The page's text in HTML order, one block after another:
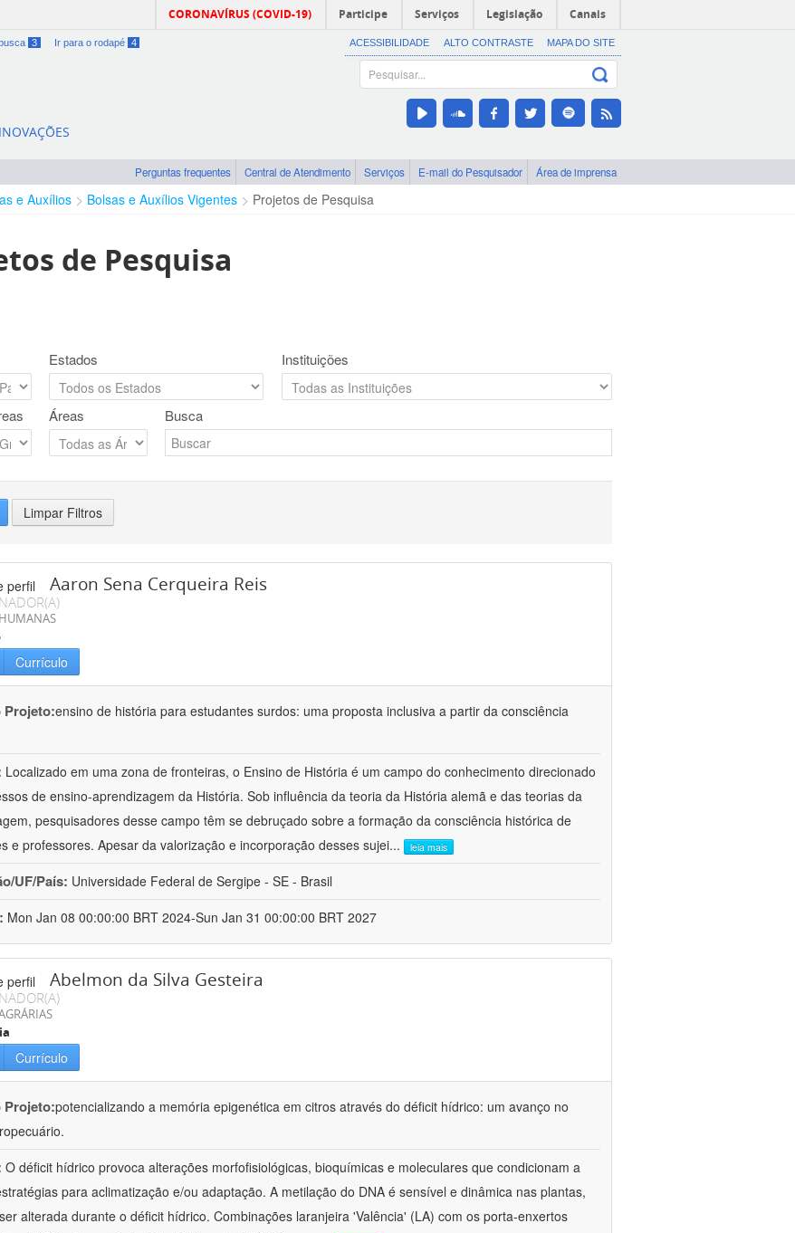
CORONAVÍRUS (COVID-19) Participe Serviços Legislação Canais
3 Ir para o rodapé 4 ACESSIBILIDADE ALTO CONTRASTE MAPA DO SITE
Perguntas frequentes Central de Atendimento Serviços E-mail do Pesquisador Área de imprensa
e Auxílios Bolsas e Auxílios Vigentes Projetos de Pesquisa
de Pesquisa
Estados Instituições
Áreas Busca
Limpar Filtros
Aaron Sena Cerqueira Reis
Currículo
Projeto:ensino de história para estudantes surdos: uma proposta inclusiva a partir da consciência
Localizado em uma zona de fronteiras, o Ensino de História é um campo do conhecimento direcionado
de ensino-aprendizagem da História. Sob influência da teoria da História alemã e das teorias da
pesquisadores desse campo têm se debruçado sobre a formação da consciência histórica de
e professores. Apesar da valorização e incorporação desses sujei... leia mais
UF/País: Universidade Federal de Sergipe - SE - Brasil
Mon Jan 08 00:00:00 BRT 2024-Sun Jan 31 00:00:00 BRT 2027
Abelmon da Silva Gesteira
Currículo
Projeto:potencializando a memória epigenética em citros através do déficit hídrico: um avanço no
O déficit hídrico provoca alterações morfofisiológicas, bioquímicas e moleculares que condicionam a
para aclimatização e/ou adaptação. A metilação do DNA é sensível e dinâmica nas plantas,
alterada durante o déficit hídrico. Combinações laranjeira 'Valência' (LA) com os porta-enxertos